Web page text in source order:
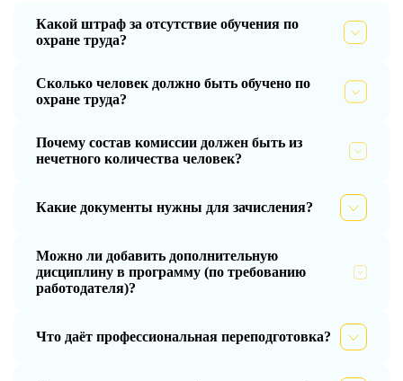
Какой штраф за отсутствие обучения по
охране труда?
Сколько человек должно быть обучено по
охране труда?
Почему состав комиссии должен быть из
нечетного количества человек?
Какие документы нужны для зачисления?
Можно ли добавить дополнительную
дисциплину в программу (по требованию
работодателя)?
Что даёт профессиональная переподготовка?